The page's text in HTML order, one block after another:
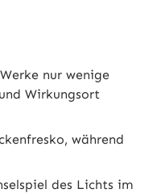
nur wenige
Wirkungsort
während
des Lichts im